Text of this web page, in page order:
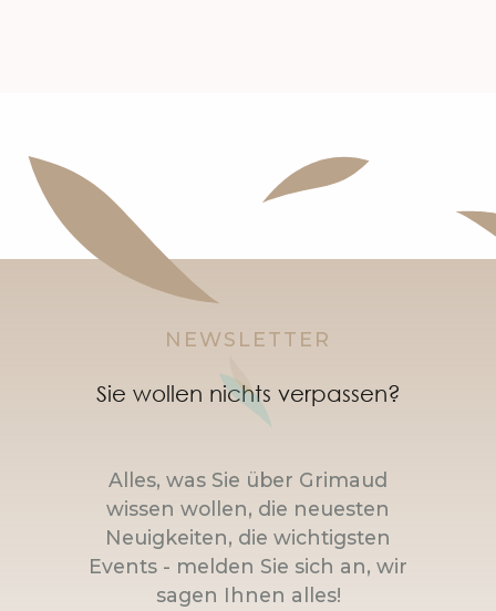
NEWSLETTER
Sie wollen nichts verpassen?
Alles, was Sie über Grimaud
wissen wollen, die neuesten
Neuigkeiten, die wichtigsten
Events - melden Sie sich an, wir
sagen Ihnen alles!